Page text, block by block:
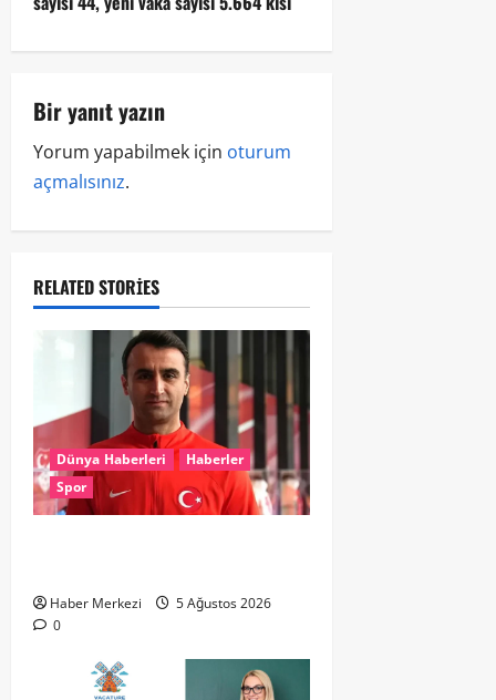
Bir yanıt yazın
Yorum yapabilmek için oturum
açmalısınız.
RELATED STORIES
Dünya Haberleri
Haberler
Spor
Haber Merkezi
5 Ağustos 2026
0